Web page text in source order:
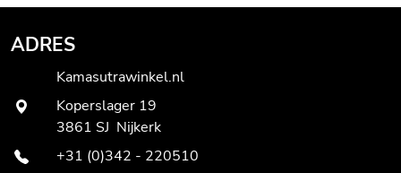
ADRES
Kamasutrawinkel.nl
Koperslager 19
3861 SJ Nijkerk
+31 (0)342 - 220510